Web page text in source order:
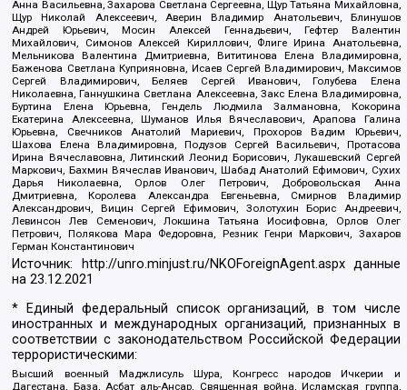
Анна Васильевна, Захарова Светлана Сергеевна, Щур Татьяна Михайловна,
Щур Николай Алексеевич, Аверин Владимир Анатольевич, Блинушов
Андрей Юрьевич, Мосин Алексей Геннадьевич, Гефтер Валентин
Михайлович, Симонов Алексей Кириллович, Флиге Ирина Анатольевна,
Мельникова Валентина Дмитриевна, Вититинова Елена Владимировна,
Баженова Светлана Куприяновна, Исаев Сергей Владимирович, Максимов
Сергей Владимирович, Беляев Сергей Иванович, Голубева Елена
Николаевна, Ганнушкина Светлана Алексеевна, Закс Елена Владимировна,
Буртина Елена Юрьевна, Гендель Людмила Залмановна, Кокорина
Екатерина Алексеевна, Шуманов Илья Вячеславович, Арапова Галина
Юрьевна, Свечников Анатолий Мариевич, Прохоров Вадим Юрьевич,
Шахова Елена Владимировна, Подузов Сергей Васильевич, Протасова
Ирина Вячеславовна, Литинский Леонид Борисович, Лукашевский Сергей
Маркович, Бахмин Вячеслав Иванович, Шабад Анатолий Ефимович, Сухих
Дарья Николаевна, Орлов Олег Петрович, Добровольская Анна
Дмитриевна, Королева Александра Евгеньевна, Смирнов Владимир
Александрович, Вицин Сергей Ефимович, Золотухин Борис Андреевич,
Левинсон Лев Семенович, Локшина Татьяна Иосифовна, Орлов Олег
Петрович, Полякова Мара Федоровна, Резник Генри Маркович, Захаров
Герман Константинович
Источник: http://unro.minjust.ru/NKOForeignAgent.aspxданные
на23.12.2021
* Единый федеральный список организаций, в том числе
иностранных и международных организаций, признанных в
соответствии с законодательством Российской Федерации
террористическими:
Высший военный Маджлисуль Шура, Конгресс народов Ичкерии и
Дагестана, База, Асбат аль-Ансар, Священная война, Исламская группа,